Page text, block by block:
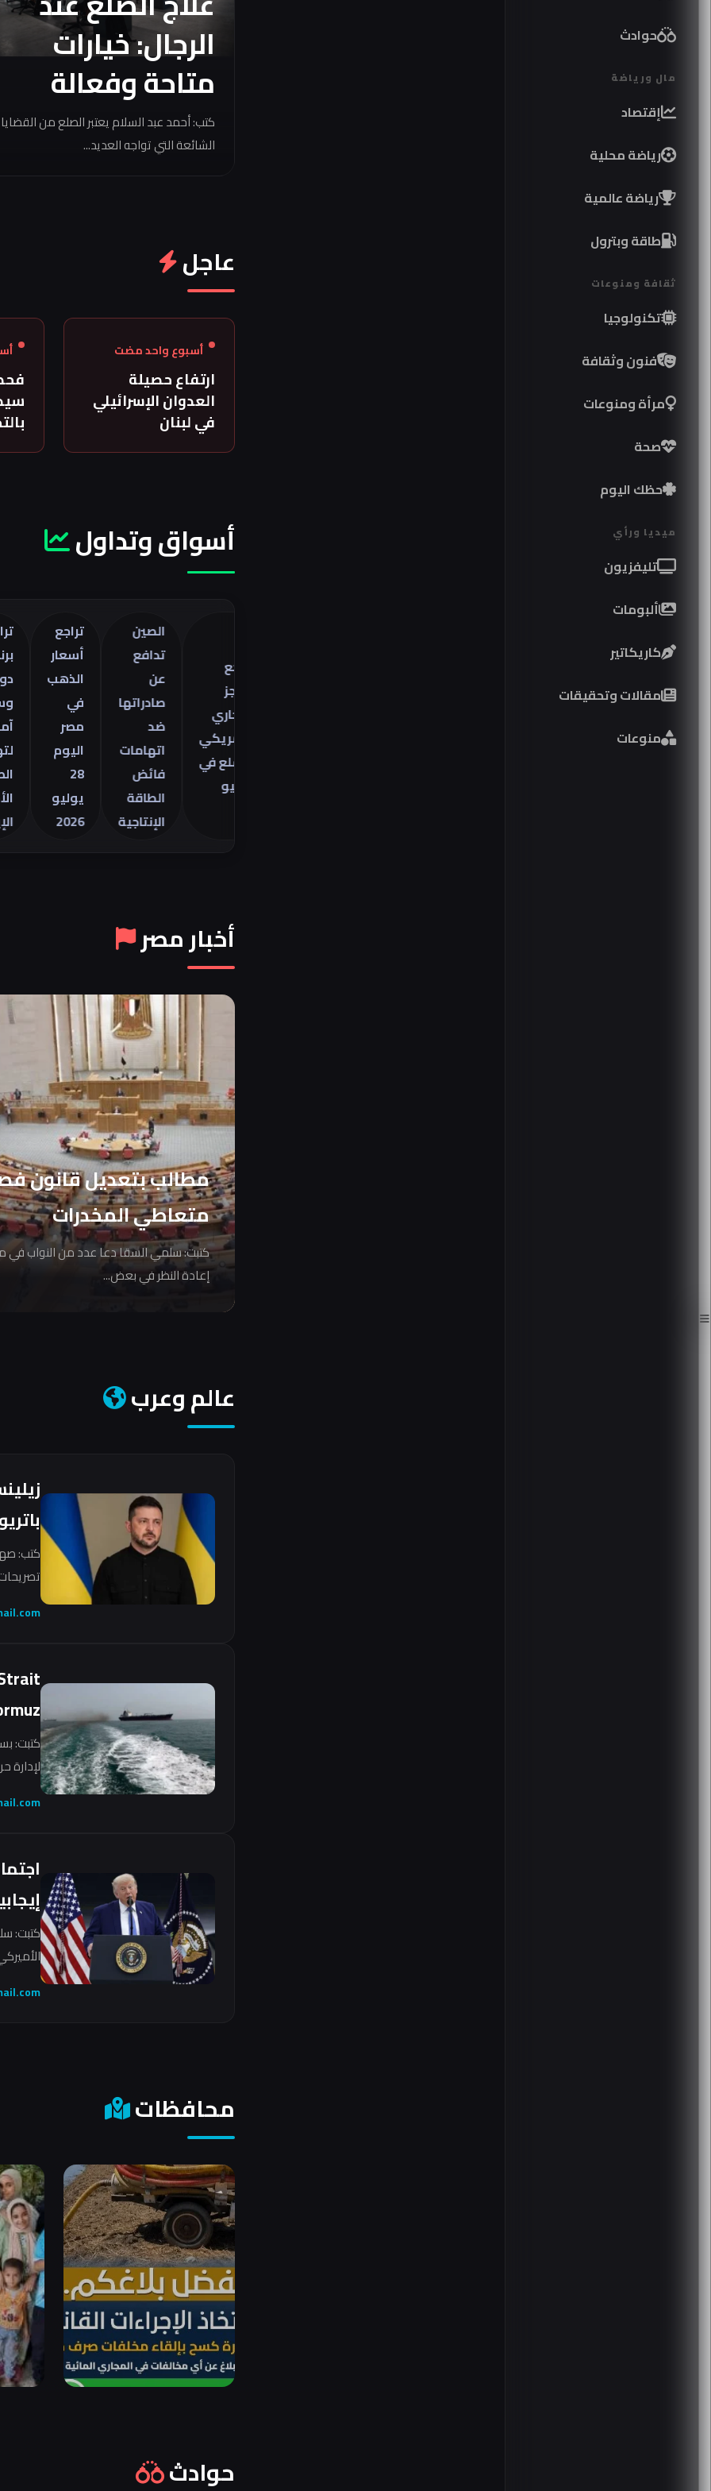
حوادث
مال ورياضة
إقتصاد
رياضة محلية
رياضة عالمية
طاقة وبترول
ثقافة ومنوعات
تكنولوجيا
فنون وثقافة
مرأة ومنوعات
صحة
حظك اليوم
ميديا ورأي
تليفزيون
ألبومات
كاريكاتير
مقالات وتحقيقات
منوعات
الرجال: خيارات
متاحة وفعالة
كتب: أحمد عبد السلام يعتبر الصلع من القضايا
الشائعة التي تواجه العديد...
عاجل
أسبوع واحد مضت
ارتفاع حصيلة
العدوان الإسرائيلي
في لبنان
أسواق وتداول
الأمريكي
للسلع في
تدافع
صادراتها
اتهامات
فائض
الطاقة
الإنتاجية
الذهب
تراجع
برنت 5
دولارات
لتهدئة
الصراع
الإيراني
أخبار مصر
مطالب بتعديل قانون
متعاطي المخدرات
كتبت: سلمي السقا دعا عدد من النواب
إعادة النظر في بعض...
عالم وعرب
كتب:
كتبت:
لإدارة
كتبت:
محافظات
حوادث